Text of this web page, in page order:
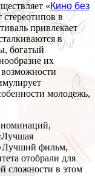
«Кино без
стереотипов в
привлекает
в
богатый
их
молодежь,
номинаций,
фильм,
отобрали для
сложности в этом